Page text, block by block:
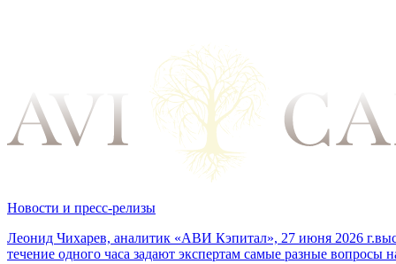
Новости и пресс-релизы
Леонид Чихарев, аналитик «АВИ Кэпитал», 27 июня 2026
течение одного часа задают экспертам самые разные вопросы